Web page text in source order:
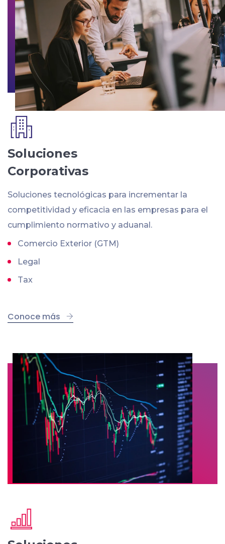
Soluciones
Corporativas
Soluciones tecnológicas para incrementar la
competitividad y eficacia en las empresas para el
cumplimiento normativo y aduanal.
Comercio Exterior (GTM)
Legal
Tax
Conoce más